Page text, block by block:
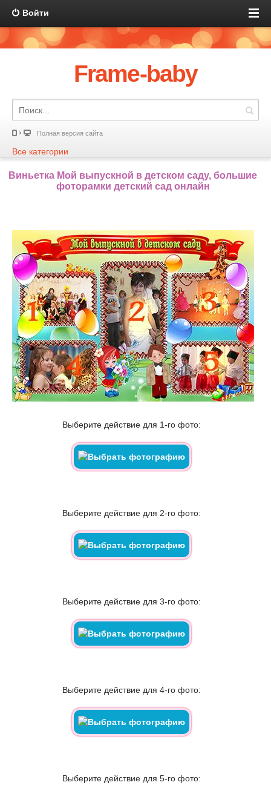
Войти
Frame-baby
Полная версия сайта
Все категории
Виньетка Мой выпускной в детском саду, большие
фоторамки детский сад онлайн
Выберите действие для 1-го фото:
Выберите действие для 2-го фото:
Выберите действие для 3-го фото:
Выберите действие для 4-го фото:
Выберите действие для 5-го фото: